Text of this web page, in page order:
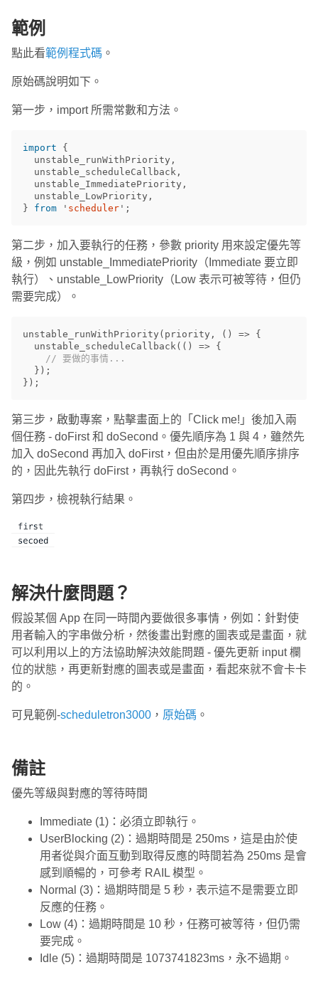
範例
點此看範例程式碼 。
原始碼說明如下。
第一步，import 所需常數和方法。
import
{
unstable_runWithPriority ,
unstable_scheduleCallback ,
unstable_ImmediatePriority ,
unstable_LowPriority ,
}
from ' scheduler ' ;
第二步，加入要執行的任務，參數 priority 用來設定優先等
級，例如 unstable_ImmediatePriority（Immediate 要立即
執行）、unstable_LowPriority（Low 表示可被等待，但仍
需要完成）。
unstable_runWithPriority ( priority , () => {
unstable_scheduleCallback(() => {
// 要做的事情...
});
});
第三步，啟動專案，點擊畫面上的「Click me!」後加入兩
個任務 - doFirst 和 doSecond。優先順序為 1 與 4，雖然先
加入 doSecond 再加入 doFirst，但由於是用優先順序排序
的，因此先執行 doFirst，再執行 doSecond。
第四步，檢視執行結果。
解決什麼問題？
假設某個 App 在同一時間內要做很多事情，例如：針對使
用者輸入的字串做分析，然後畫出對應的圖表或是畫面，就
可以利用以上的方法協助解決效能問題 - 優先更新 input 欄
位的狀態，再更新對應的圖表或是畫面，看起來就不會卡卡
的。
可見範例-scheduletron3000 ， 原始碼 。
備註
優先等級與對應的等待時間
Immediate (1)：必須立即執行。
UserBlocking (2)：過期時間是 250ms，這是由於使
用者從與介面互動到取得反應的時間若為 250ms 是會
感到順暢的，可參考 RAIL 模型。
Normal (3)：過期時間是 5 秒，表示這不是需要立即
反應的任務。
Low (4)：過期時間是 10 秒，任務可被等待，但仍需
要完成。
Idle (5)：過期時間是 1073741823ms，永不過期。